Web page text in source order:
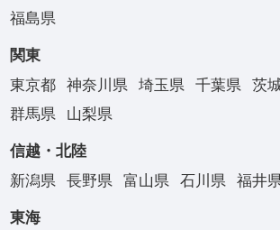
福島県
関東
東京都
神奈川県 埼玉県 千葉県 茨
群馬県
山梨県
信越・北陸
新潟県
長野県 富山県 石川県 福井
東海